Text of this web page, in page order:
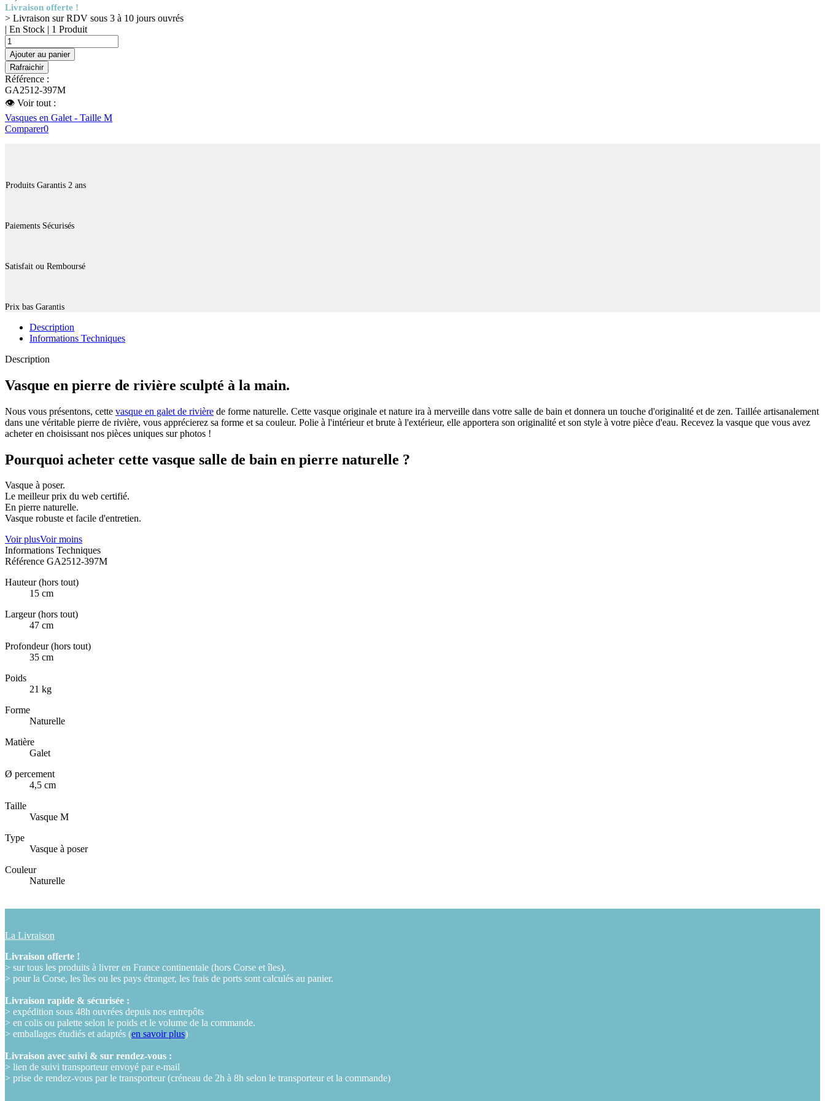
Livraison offerte !
> Livraison sur RDV sous 3 à 10 jours ouvrés
| En Stock | 1 Produit
Ajouter au panier
Référence :
GA2512-397M
👁 Voir tout :
Vasques en Galet - Taille M
Comparer0
Produits Garantis 2 ans
Paiements Sécurisés
Satisfait ou Remboursé
Prix bas Garantis
Description
Informations Techniques
Description
Vasque en pierre de rivière sculpté à la main.
Nous vous présentons, cette vasque en galet de rivière de forme naturelle. Cette vasque originale et nature ira à merveille dans votre salle de bain et donnera un touche d'originalité et de zen. Taillée artisanalement
dans une véritable pierre de rivière, vous apprécierez sa forme et sa couleur. Polie à l'intérieur et brute à l'extérieur, elle apportera son originalité et son style à votre pièce d'eau. Recevez la vasque que vous avez
acheter en choisissant nos pièces uniques sur photos !
Pourquoi acheter cette vasque salle de bain en pierre naturelle ?
Vasque à poser.
Le meilleur prix du web certifié.
En pierre naturelle.
Vasque robuste et facile d'entretien.
Voir plusVoir moins
Informations Techniques
Référence GA2512-397M
Hauteur (hors tout)
15 cm
Largeur (hors tout)
47 cm
Profondeur (hors tout)
35 cm
Poids
21 kg
Forme
Naturelle
Matière
Galet
Ø percement
4,5 cm
Taille
Vasque M
Type
Vasque à poser
Couleur
Naturelle
La Livraison
Livraison offerte !
> sur tous les produits à livrer en France continentale (hors Corse et îles).
> pour la Corse, les îles ou les pays étranger, les frais de ports sont calculés au panier.
Livraison rapide & sécurisée :
> expédition sous 48h ouvrées depuis nos entrepôts
> en colis ou palette selon le poids et le volume de la commande.
> emballages étudiés et adaptés (en savoir plus)
Livraison avec suivi & sur rendez-vous :
> lien de suivi transporteur envoyé par e-mail
> prise de rendez-vous par le transporteur (créneau de 2h à 8h selon le transporteur et la commande)